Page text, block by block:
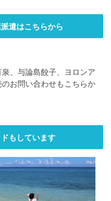
遣はこちらから
、与論島餃子、ヨロンア
お問い合わせもこちらか
もしています